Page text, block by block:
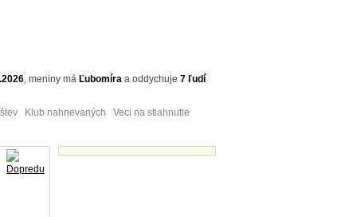
, meniny má Ľubomíra a oddychuje 7 ľudí
Klub nahnevaných Veci na stiahnutie